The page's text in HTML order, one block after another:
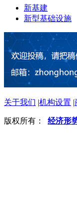
新基建
新型基础设施
关于我们 |机构设置 |
版权所有： 经济形